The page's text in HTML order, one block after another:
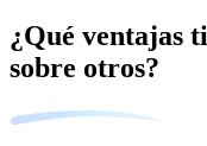
¿Qué ventajas
sobre otros?